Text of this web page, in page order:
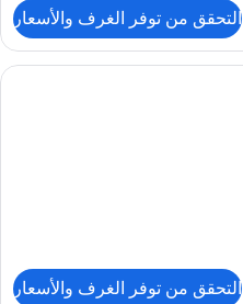
التحقق من توفر الغرف والأسعار
أغطية فراش متميزة وأسرّة بطبقة علوية
التحقق من توفر الغرف والأسعار